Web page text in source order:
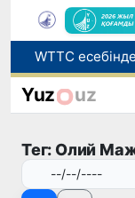
Yuz uz
Тег: Олий